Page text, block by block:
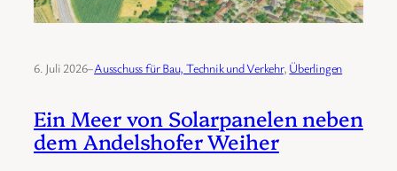
6. Juli 2026–Ausschuss für Bau, Technik und Verkehr, Überlingen
Ein Meer von Solarpanelen neben
dem Andelshofer Weiher